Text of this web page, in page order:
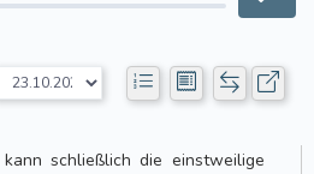
schließlich die einstweilige